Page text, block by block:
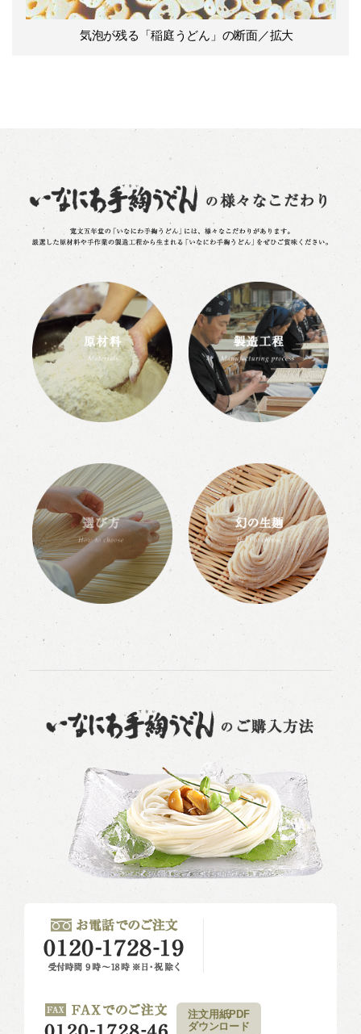
気泡が残る「稲庭うどん」の断面／拡大
注文用紙PDF
ダウンロード